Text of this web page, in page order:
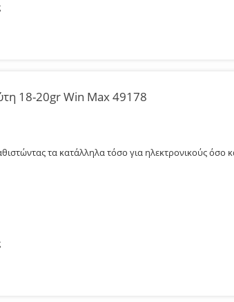
18-20gr Win Max 49178
τα κατάλληλα τόσο για ηλεκτρονικούς όσο